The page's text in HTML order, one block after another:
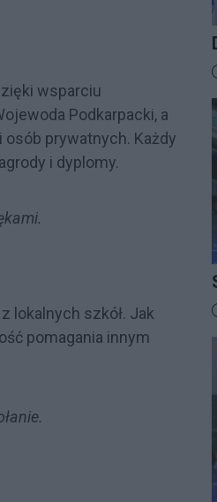
wsparciu
Podkarpacki, a
prywatnych. Każdy
i dyplomy.
lokalnych szkół. Jak
pomagania innym